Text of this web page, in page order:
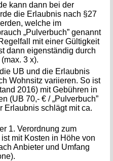
kann dann bei der
die Erlaubnis nach §27
welche im
„Pulverbuch” genannt
mit einer Gültigkeit
dann eigenständig durch
3 x).
UB und die Erlaubnis
Wohnsitz variieren. So ist
2016) mit Gebühren in
(UB 70,- € / „Pulverbuch”
Erlaubnis schlägt mit ca.
1. Verordnung zum
mit Kosten in Höhe von
Anbieter und Umfang